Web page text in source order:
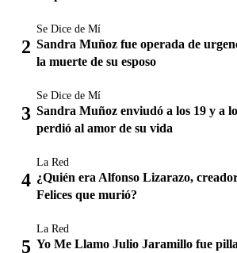
Se Dice de Mí
Sandra Muñoz fue operada de
la muerte de su esposo
Se Dice de Mí
Sandra Muñoz enviudó a los 19 y a
perdió al amor de su vida
La Red
¿Quién era Alfonso Lizarazo,
Felices que murió?
La Red
Yo Me Llamo Julio Jaramillo fue